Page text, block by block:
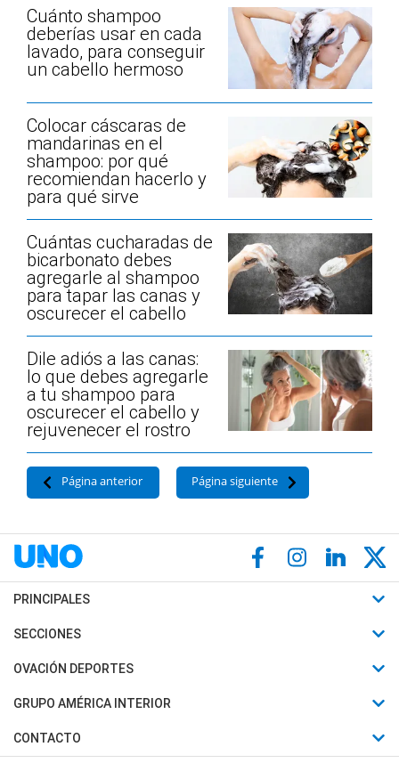
Cuánto shampoo
deberías usar en cada
lavado, para conseguir
un cabello hermoso
Colocar cáscaras de
mandarinas en el
shampoo: por qué
recomiendan hacerlo y
para qué sirve
Cuántas cucharadas de
bicarbonato debes
agregarle al shampoo
para tapar las canas y
oscurecer el cabello
Dile adiós a las canas:
lo que debes agregarle
a tu shampoo para
oscurecer el cabello y
rejuvenecer el rostro
Página anterior Página siguiente
PRINCIPALES
Últimas Noticias
Política
Judiciales
SECCIONES
Horóscopo
Motores
Trucos caseros
OVACIÓN DEPORTES
Fútbol
Mundial
Automovilismo
GRUPO AMÉRICA INTERIOR
Canal 7 en Vivo
CONTACTO